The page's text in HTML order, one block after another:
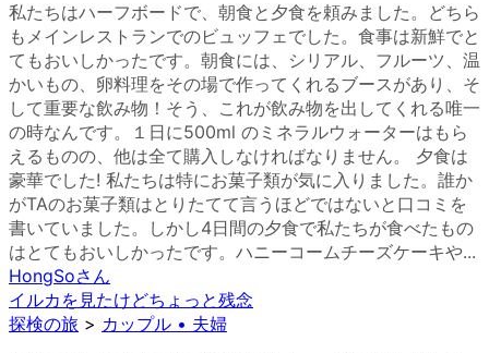
私たちはハーフボードで、朝食と夕食を頼みました。どちら
もメインレストランでのビュッフェでした。食事は新鮮でと
てもおいしかったです。朝食には、シリアル、フルーツ、温
かいもの、卵料理をその場で作ってくれるブースがあり、そ
して重要な飲み物！そう、これが飲み物を出してくれる唯一
の時なんです。１日に500ml のミネラルウォーターはもら
えるものの、他は全て購入しなければなりません。 夕食は
豪華でした! 私たちは特にお菓子類が気に入りました。誰か
がTAのお菓子類はとりたてて言うほどではないと口コミを
書いていました。しかし4日間の夕食で私たちが食べたもの
はとてもおいしかったです。ハニーコームチーズケーキや...
HongSoさん
イルカを見たけどちょっと残念
探検の旅 > カップル • 夫婦